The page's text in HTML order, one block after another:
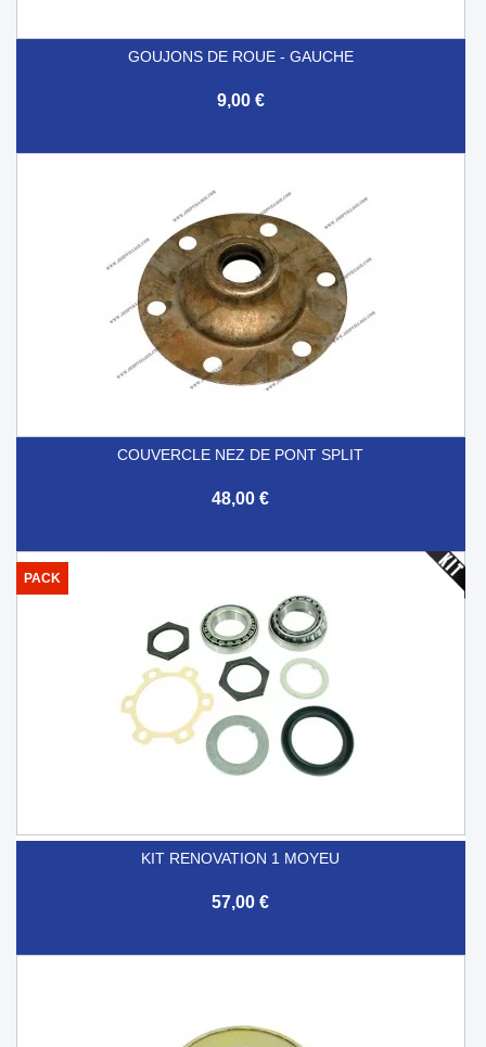
GOUJONS DE ROUE - GAUCHE
9,00 €
COUVERCLE NEZ DE PONT SPLIT
48,00 €
KIT RENOVATION 1 MOYEU
57,00 €
PACK